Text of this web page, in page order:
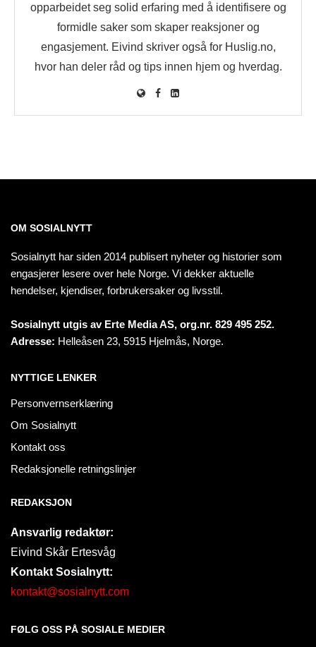
opparbeidet seg solid erfaring med å identifisere og
formidle saker som skaper reaksjoner og
engasjement. Eivind skriver også for Huslig.no,
hvor han deler råd og tips innen hjem og hverdag.
OM SOSIALNYTT
Sosialnytt har siden 2014 publisert nyheter og historier som
engasjerer lesere over hele Norge. Vi dekker aktuelle
hendelser, kjendiser, forbrukersaker og livsstil.
Sosialnytt utgis av Erte Media AS, org.nr. 829 495 252.
Adresse: Helleåsen 23, 5915 Hjelmås, Norge.
NYTTIGE LENKER
Personvernserklæring
Om Sosialnytt
Kontakt oss
Redaksjonelle retningslinjer
REDAKSJON
Ansvarlig redaktør:
Eivind Skår Ertesvåg
Kontakt Sosialnytt:
kontakt@sosialnytt.com
FØLG OSS PÅ SOSIALE MEDIER​